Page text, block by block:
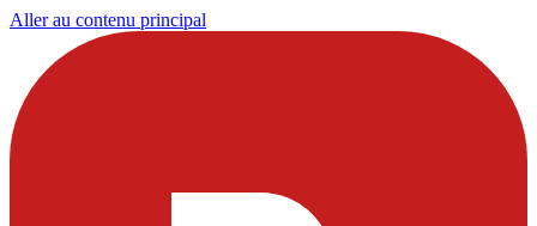
Aller au contenu principal